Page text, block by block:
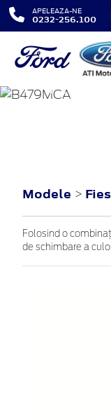
APELEAZA-NE
0232-256.100
Modele >
Folosind o
de schimbare a